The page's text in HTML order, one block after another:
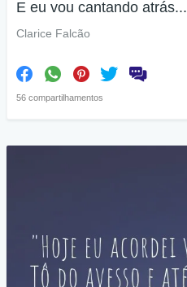
E eu vou cantando atrás...
Clarice Falcão
56 compartilhamentos